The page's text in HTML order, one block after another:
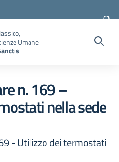
Umane
n. 169 –
nella sede
- Utilizzo dei termostati